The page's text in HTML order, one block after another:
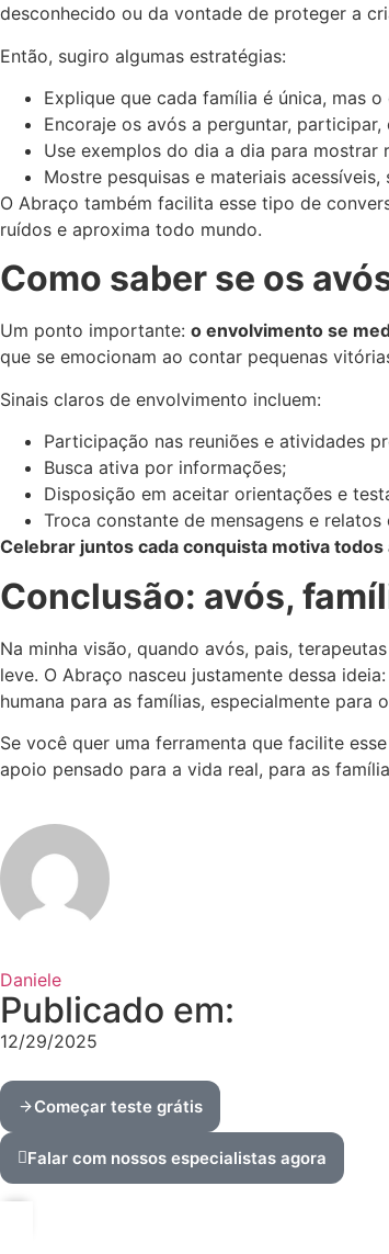
desconhecido ou da vontade de proteger a
Então, sugiro algumas estratégias:
Explique que cada família é única, mas
Encoraje os avós a perguntar,
Use exemplos do dia a dia para
Mostre pesquisas e materiais
O Abraço também facilita esse tipo de
ruídos e aproxima todo mundo.
Como saber se os
Um ponto importante: o envolvimento se
que se emocionam ao contar pequenas
Sinais claros de envolvimento incluem:
Participação nas reuniões e atividades
Busca ativa por informações;
Disposição em aceitar orientações e
Troca constante de mensagens e
Celebrar juntos cada conquista motiva
Conclusão: avós,
Na minha visão, quando avós, pais,
leve. O Abraço nasceu justamente dessa
humana para as famílias, especialmente para
Se você quer uma ferramenta que facilite
apoio pensado para a vida real, para as
Daniele
Publicado em:
12/29/2025
Começar teste grátis
Falar com nossos especialistas agora